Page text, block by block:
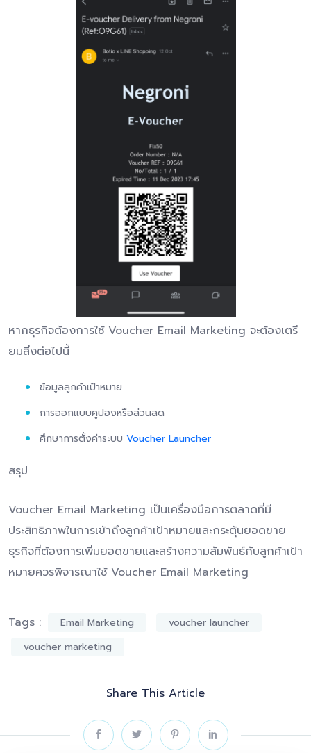
หากธุรกิจต้องการใช้ Voucher Email Marketing จะต้องเตรี
ยมสิ่งต่อไปนี้
ข้อมูลลูกค้าเป้าหมาย
การออกแบบคูปองหรือส่วนลด
ศึกษาการตั้งค่าระบบ Voucher Launcher
สรุป
Voucher Email Marketing เป็นเครื่องมือการตลาดที่มี
ประสิทธิภาพในการเข้าถึงลูกค้าเป้าหมายและกระตุ้นยอดขาย
ธุรกิจที่ต้องการเพิ่มยอดขายและสร้างความสัมพันธ์กับลูกค้าเป้า
หมายควรพิจารณาใช้ Voucher Email Marketing
Tags : Email Marketing
voucher launcher
voucher marketing
Share This Article